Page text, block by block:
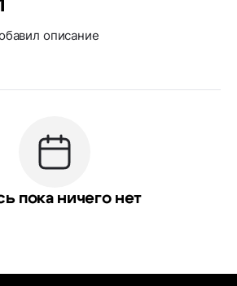
описание
пока ничего нет